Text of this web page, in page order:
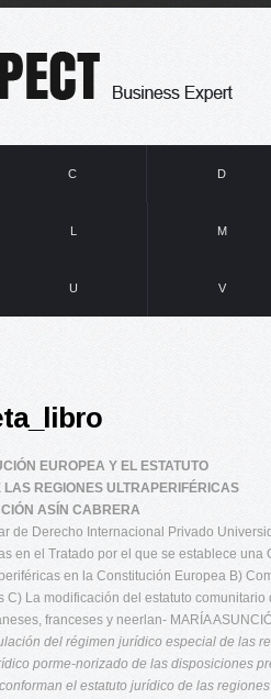
C D
L M
U V
EUROPEA Y EL ESTATUTO
REGIONES ULTRAPERIFÉRICAS
ASÍN CABRERA
de Derecho Internacional Privado
en el Tratado por el que se establece
en la Constitución Europea B)
C) La modificación del estatuto
franceses y neerlan- MARÍA
del régimen jurídico especial de las
porme-norizado de las disposiciones
el estatuto jurídico de las